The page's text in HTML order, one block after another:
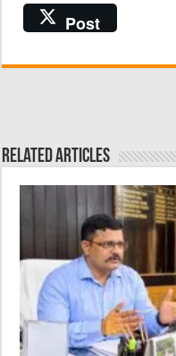
a
c
e
o
k
w
it
te h l
Post
Related Articles